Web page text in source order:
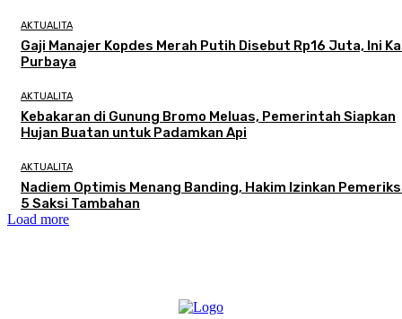
AKTUALITA
Gaji Manajer Kopdes Merah Putih Disebut Rp16 Juta, Ini
Purbaya
AKTUALITA
Kebakaran di Gunung Bromo Meluas, Pemerintah Siapkan
Hujan Buatan untuk Padamkan Api
AKTUALITA
Nadiem Optimis Menang Banding, Hakim Izinkan
5 Saksi Tambahan
Load more